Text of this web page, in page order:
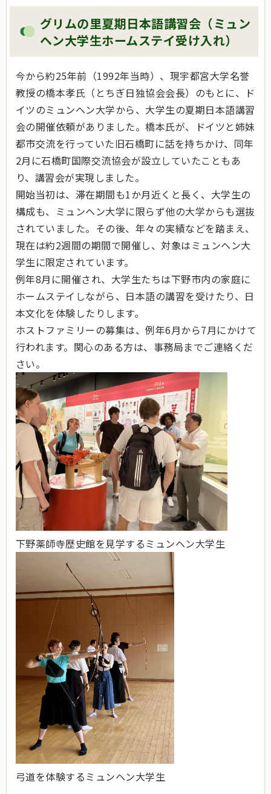
グリムの里夏期日本語講習会（ミュン
ヘン大学生ホームステイ受け入れ）
今から約25年前（1992年当時）、現宇都宮大学名誉
教授の橋本孝氏（とちぎ日独協会会長）のもとに、ド
イツのミュンヘン大学から、大学生の夏期日本語講習
会の開催依頼がありました。橋本氏が、ドイツと姉妹
都市交流を行っていた旧石橋町に話を持ちかけ、同年
2月に石橋町国際交流協会が設立していたこともあ
り、講習会が実現しました。
開始当初は、滞在期間も1か月近くと長く、大学生の
構成も、ミュンヘン大学に限らず他の大学からも選抜
されていました。その後、年々の実績などを踏まえ、
現在は約2週間の期間で開催し、対象はミュンヘン大
学生に限定されています。
例年8月に開催され、大学生たちは下野市内の家庭に
ホームステイしながら、日本語の講習を受けたり、日
本文化を体験したりします。
ホストファミリーの募集は、例年6月から7月にかけて
行われます。関心のある方は、事務局までご連絡くだ
さい。
下野薬師寺歴史館を見学するミュンヘン大学生
弓道を体験するミュンヘン大学生